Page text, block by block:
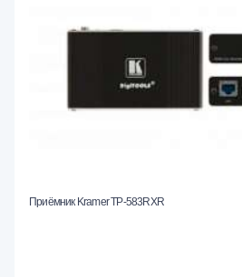
Приёмник Kramer TP-583RXR